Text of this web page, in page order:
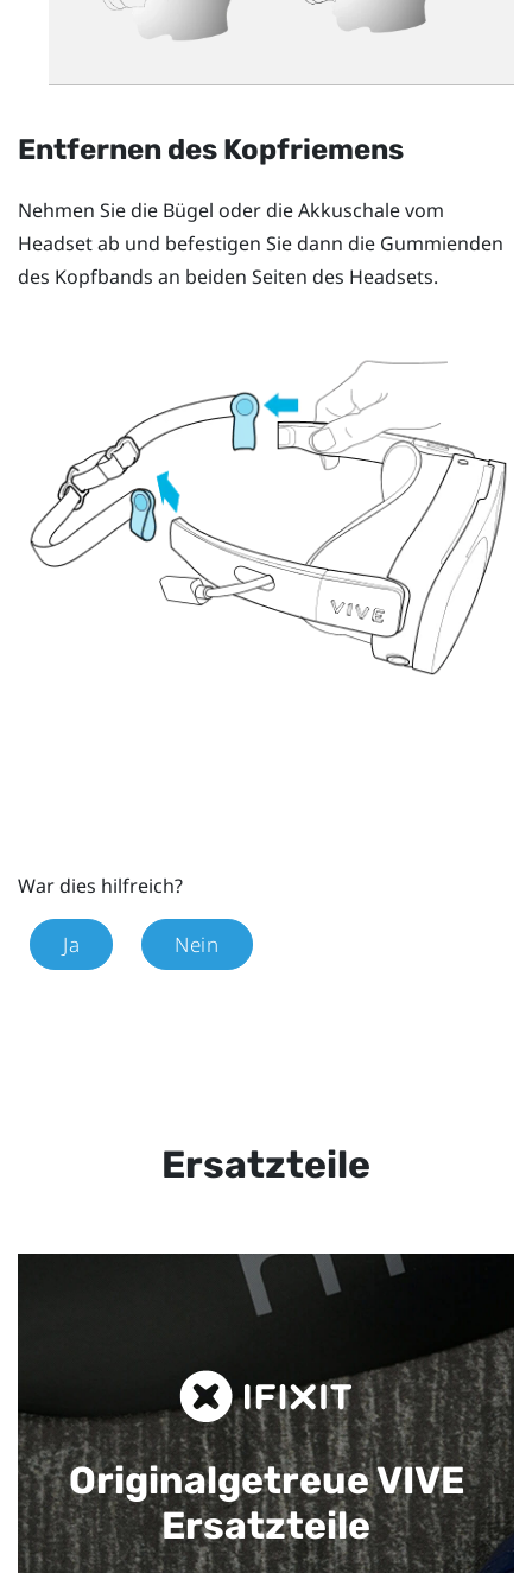
Entfernen des Kopfriemens
Nehmen Sie die Bügel oder die Akkuschale vom
Headset ab und befestigen Sie dann die Gummienden
des Kopfbands an beiden Seiten des Headsets.
War dies hilfreich?
Ja Nein
Ersatzteile
Originalgetreue VIVE
Ersatzteile